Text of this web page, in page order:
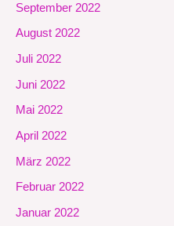
September 2022
August 2022
Juli 2022
Juni 2022
Mai 2022
April 2022
März 2022
Februar 2022
Januar 2022